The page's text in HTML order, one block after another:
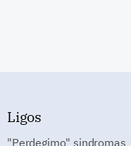
Ligos
"Perdegimo" sindromas